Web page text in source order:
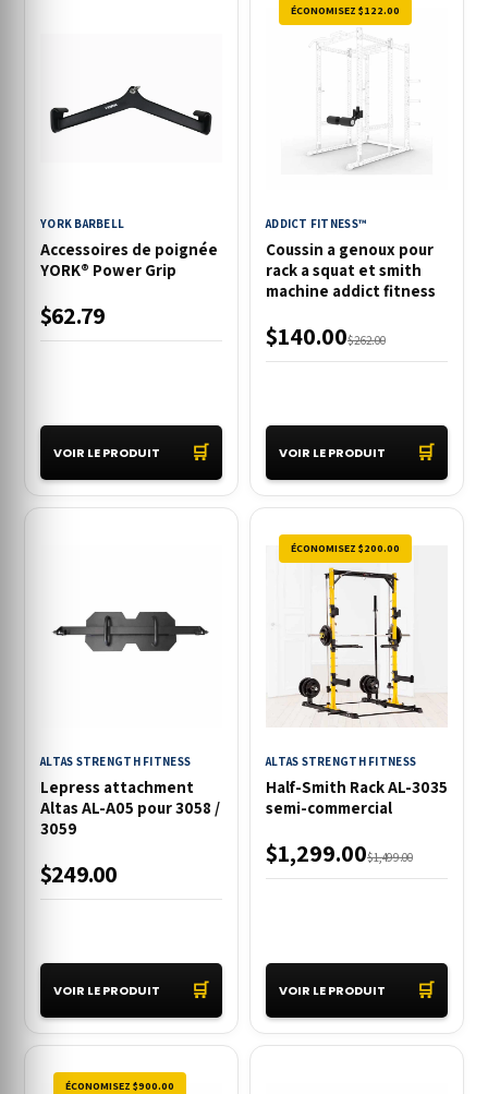
YORK BARBELL
Accessoires de poignée
YORK® Power Grip
$62.79
VOIR LE PRODUIT 🛒
ÉCONOMISEZ $122.00
ADDICT FITNESS™
Coussin a genoux pour
rack a squat et smith
machine addict fitness
$262.00
$140.00
VOIR LE PRODUIT 🛒
ALTAS STRENGTH FITNESS
Lepress attachment
Altas AL-A05 pour 3058 /
3059
$249.00
VOIR LE PRODUIT 🛒
ÉCONOMISEZ $200.00
ALTAS STRENGTH FITNESS
Half-Smith Rack AL-3035
semi-commercial
$1,499.00
$1,299.00
VOIR LE PRODUIT 🛒
ÉCONOMISEZ $900.00